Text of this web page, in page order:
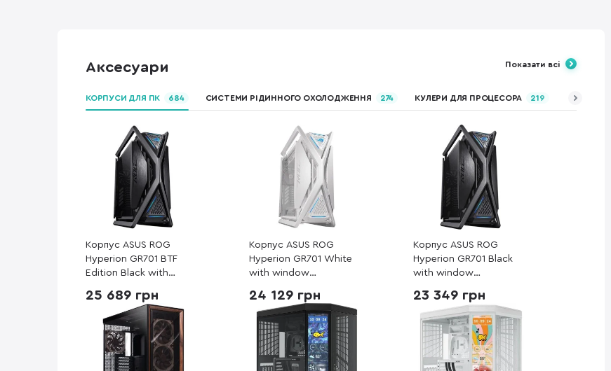
Показати всі
Аксесуари
КОРПУСИ ДЛЯ ПК 684 СИСТЕМИ РІДИННОГО ОХОЛОДЖЕННЯ 274 КУЛЕРИ ДЛЯ ПРОЦЕСОРА 219 SSD ДИСКИ
Корпус ASUS ROG
Hyperion GR701 BTF
Edition Black with
B39020)
25 689 грн
Корпус ASUS ROG
Hyperion GR701 White
with window
24 129 грн
Корпус ASUS ROG
Hyperion GR701 Black
with window
23 349 грн